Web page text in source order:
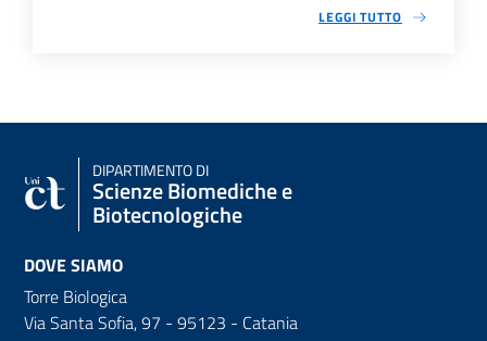
LEGGI TUTTO
DIPARTIMENTO DI
Scienze Biomediche e
Biotecnologiche
DOVE SIAMO
Torre Biologica
Via Santa Sofia, 97 - 95123 - Catania